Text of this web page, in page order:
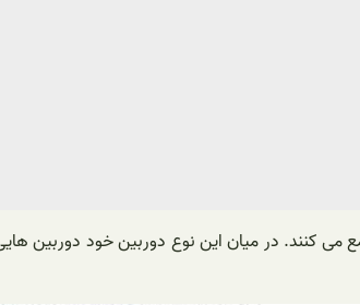
کنند. در میان این نوع دوربین خود دوربین